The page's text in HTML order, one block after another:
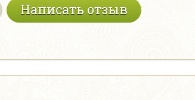
Написать отзыв